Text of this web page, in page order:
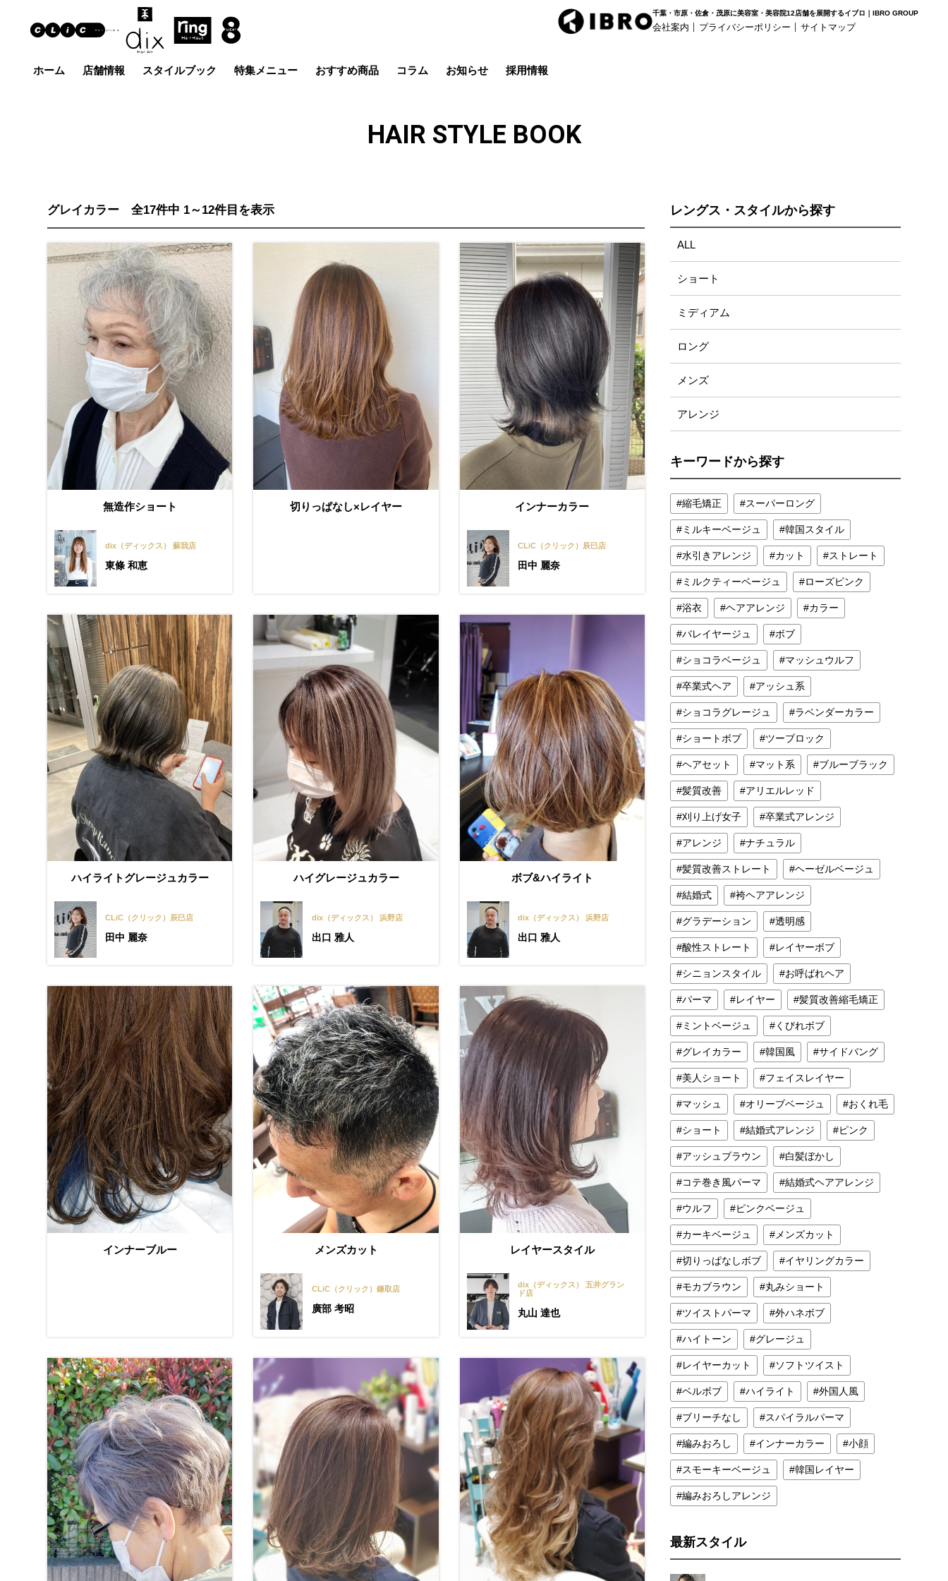
千葉・市原・佐倉・茂原に美容室・美容院12店舗を展開するイブロ｜IBRO GROUP
会社案内 プライバシーポリシー サイトマップ
ホーム 店舗情報 スタイルブック 特集メニュー おすすめ商品 コラム お知らせ 採用情報
HAIR STYLE BOOK
グレイカラー 全17件中 1～12件目を表示
無造作ショート
dix（ディックス） 蘇我店
東條 和恵
切りっぱなし×レイヤー インナーカラー
CLiC（クリック）辰巳店
田中 麗奈
ハイライトグレージュカラー
CLiC（クリック）辰巳店
田中 麗奈
ハイグレージュカラー
dix（ディックス） 浜野店
出口 雅人
ボブ&ハイライト
dix（ディックス） 浜野店
出口 雅人
インナーブルー メンズカット
CLiC（クリック）鎌取店
廣部 考昭
レイヤースタイル
dix（ディックス） 五井グラン
ド店
丸山 達也
レングス・スタイルから探す
ALL
ショート
ミディアム
ロング
メンズ
アレンジ
キーワードから探す
縮毛矯正 スーパーロング
ミルキーベージュ 韓国スタイル
水引きアレンジ カット ストレート
ミルクティーベージュ ローズピンク
浴衣 ヘアアレンジ カラー
バレイヤージュ ボブ
ショコラベージュ マッシュウルフ
卒業式ヘア アッシュ系
ショコラグレージュ ラベンダーカラー
ショートボブ ツーブロック
ヘアセット マット系 ブルーブラック
髪質改善 アリエルレッド
刈り上げ女子 卒業式アレンジ
アレンジ ナチュラル
髪質改善ストレート ヘーゼルベージュ
結婚式 袴ヘアアレンジ
グラデーション 透明感
酸性ストレート レイヤーボブ
シニョンスタイル お呼ばれヘア
パーマ レイヤー 髪質改善縮毛矯正
ミントベージュ くびれボブ
グレイカラー 韓国風 サイドバング
美人ショート フェイスレイヤー
マッシュ オリーブベージュ おくれ毛
ショート 結婚式アレンジ ピンク
アッシュブラウン 白髪ぼかし
コテ巻き風パーマ 結婚式ヘアアレンジ
ウルフ ピンクベージュ
カーキベージュ メンズカット
切りっぱなしボブ イヤリングカラー
モカブラウン 丸みショート
ツイストパーマ 外ハネボブ
ハイトーン グレージュ
レイヤーカット ソフトツイスト
ベルボブ ハイライト 外国人風
ブリーチなし スパイラルパーマ
編みおろし インナーカラー 小顔
スモーキーベージュ 韓国レイヤー
編みおろしアレンジ
最新スタイル